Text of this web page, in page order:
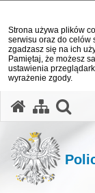
Strona używa plików
serwisu oraz do celów
zgadzasz się na ich
Pamiętaj, że możesz
ustawienia
wyrażenie zgody.